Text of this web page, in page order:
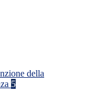
della
5